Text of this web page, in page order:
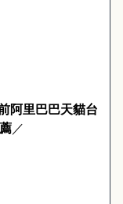
阿里巴巴天貓台
／